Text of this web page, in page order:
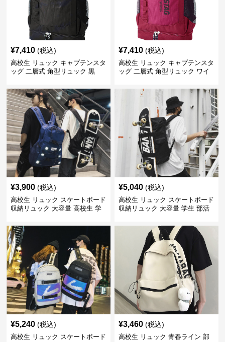
¥7,410 (税込)
高校生 リュック キャプテンスタ
ッグ 二層式 角型リュック 黒
¥7,410 (税込)
高校生 リュック キャプテンスタ
ッグ 二層式 角型リュック ワイ
¥3,900 (税込)
高校生 リュック スケートボード
収納リュック 大容量 高校生 学
¥5,040 (税込)
高校生 リュック スケートボード
収納リュック 大容量 学生 部活
¥5,240 (税込)
高校生 リュック スケートボード
¥3,460 (税込)
高校生 リュック 青春ライン 部